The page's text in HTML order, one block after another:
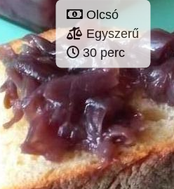
Olcsó
Egyszerű
30 perc